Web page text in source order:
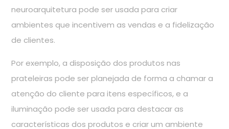
neuroarquitetura pode ser usada para criar
ambientes que incentivem as vendas e a fidelização
de clientes.
Por exemplo, a disposição dos produtos nas
prateleiras pode ser planejada de forma a chamar a
atenção do cliente para itens específicos, e a
iluminação pode ser usada para destacar as
características dos produtos e criar um ambiente